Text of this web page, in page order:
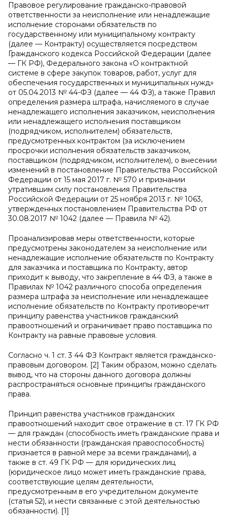
Правовое регулирование гражданско-правовой
ответственности за неисполнение или ненадлежащие
исполнение сторонами обязательств по
государственному или муниципальному контракту
(далее — Контракту) осуществляется посредством
Гражданского кодекса Российской Федерации (далее
— ГК РФ), Федерального закона «О контрактной
системе в сфере закупок товаров, работ, услуг для
обеспечения государственных и муниципальных нужд»
от 05.04.2013 № 44-ФЗ (далее — 44 ФЗ), а также Правил
определения размера штрафа, начисляемого в случае
ненадлежащего исполнения заказчиком, неисполнения
или ненадлежащего исполнения поставщиком
(подрядчиком, исполнителем) обязательств,
предусмотренных контрактом (за исключением
просрочки исполнения обязательств заказчиком,
поставщиком (подрядчиком, исполнителем), о внесении
изменений в постановление Правительства Российской
Федерации от 15 мая 2017 г. № 570 и признании
утратившим силу постановления Правительства
Российской Федерации от 25 ноября 2013 г. № 1063,
утвержденных постановлением Правительства РФ от
30.08.2017 № 1042 (далее — Правила № 42).
Проанализировав меры ответственности, которые
предусмотрены законодателем за неисполнение или
ненадлежащие исполнение обязательств по Контракту
для заказчика и поставщика по Контракту, автор
приходит к выводу, что закрепление в 44 ФЗ, а также в
Правилах № 1042 различного способа определения
размера штрафа за неисполнение или ненадлежащее
исполнение обязательств по Контракту противоречит
принципу равенства участников гражданский
правоотношений и ограничивает право поставщика по
Контракту на равные правовые условия.
Согласно ч. 1 ст. 3 44 ФЗ Контракт является гражданско-
правовым договором. [2] Таким образом, можно сделать
вывод, что на стороны данного договора должны
распространяться основные принципы гражданского
права.
Принцип равенства участников гражданских
правоотношений находит свое отражение в ст. 17 ГК РФ
— для граждан (способность иметь гражданские права и
нести обязанности (гражданская правоспособность)
признается в равной мере за всеми гражданами), а
также в ст. 49 ГК РФ — для юридических лиц
(юридическое лицо может иметь гражданские права,
соответствующие целям деятельности,
предусмотренным в его учредительном документе
(статья 52), и нести связанные с этой деятельностью
обязанности). [1]